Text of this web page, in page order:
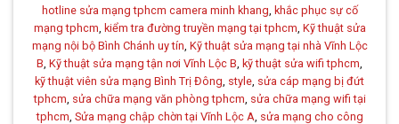
hotline sửa mạng tphcm camera minh khang khắc phục sự cố
mạng tphcm kiểm tra đường truyền mạng tại tphcm Kỹ thuật sửa
mạng nội bộ Bình Chánh uy tín Kỹ thuật sửa mạng tại nhà Vĩnh Lộc
B Kỹ thuật sửa mạng tận nơi Vĩnh Lộc B kỹ thuật sửa wifi tphcm
kỹ thuật viên sửa mạng Bình Trị Đông style sửa cáp mạng bị đứt
tphcm sửa chữa mạng văn phòng tphcm sửa chữa mạng wifi tại
tphcm Sửa mạng chập chờn tại Vĩnh Lộc A sửa mạng cho công